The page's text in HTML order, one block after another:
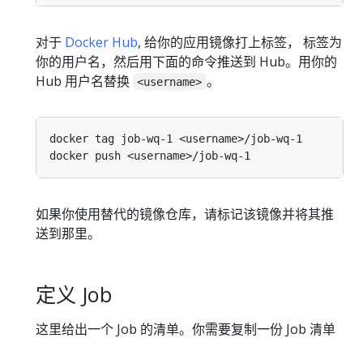
对于 Docker Hub, 给你的应用镜像打上标签， 标签为
你的用户名，然后用下面的命令推送到 Hub。用你的
Hub 用户名替换 <username> 。
如果你使用替代的镜像仓库，请标记该镜像并将其推
送到那里。
定义 Job
这里给出一个 Job 的清单。你需要复制一份 Job 清单